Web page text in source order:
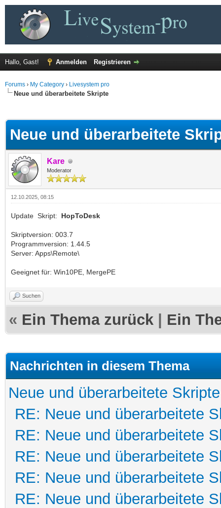
Hallo, Gast! Anmelden Registrieren
Forums › My Category › Livesystem pro
Neue und überarbeitete Skripte
Neue und überarbeitete
Kare
Moderator
12.10.2025, 08:15
Update Skript: HopToDesk
Skriptversion: 003.7
Programmversion: 1.44.5
Server: Apps\Remote\
Geeignet für: Win10PE, MergePE
Suchen
« Ein Thema zurück Ein
Nachrichten in diesem Thema
Neue und überarbeitete Skripte
RE: Neue und überarbeitete
RE: Neue und überarbeitete
RE: Neue und überarbeitete
RE: Neue und überarbeitete
RE: Neue und überarbeitete